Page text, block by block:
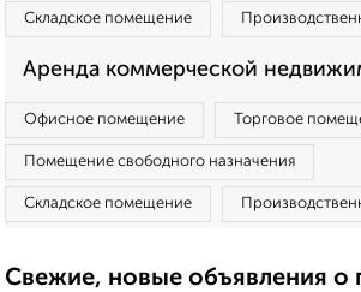
Складское помещение
Аренда коммерческой
Офисное помещение Торговое
Помещение свободного назначения
Складское помещение
Свежие, новые объявления о